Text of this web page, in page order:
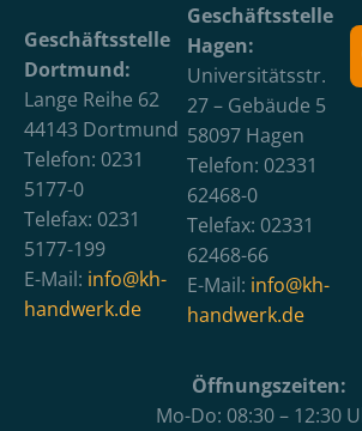
Geschäftsstelle
Dortmund:
Lange Reihe 62
44143 Dortmund
Telefon: 0231
5177-0
Telefax: 0231
5177-199
E-Mail: info@kh-
handwerk.de
Geschäftsstelle
Hagen:
Universitätsstr.
27 – Gebäude 5
58097 Hagen
Telefon: 02331
62468-0
Telefax: 02331
62468-66
E-Mail: info@kh-
handwerk.de
Öffnungszeiten:
Mo-Do: 08:30 – 12:30